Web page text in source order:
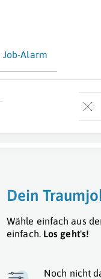
Job-Alarm
Dein
Wähle einfach aus
einfach. Los geht's!
Noch nicht